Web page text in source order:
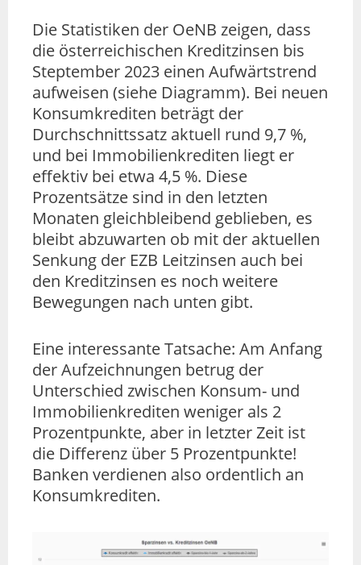
Die Statistiken der OeNB zeigen, dass
die österreichischen Kreditzinsen bis
Steptember 2023 einen Aufwärtstrend
aufweisen (siehe Diagramm). Bei neuen
Konsumkrediten beträgt der
Durchschnittssatz aktuell rund 9,7 %,
und bei Immobilienkrediten liegt er
effektiv bei etwa 4,5 %. Diese
Prozentsätze sind in den letzten
Monaten gleichbleibend geblieben, es
bleibt abzuwarten ob mit der aktuellen
Senkung der EZB Leitzinsen auch bei
den Kreditzinsen es noch weitere
Bewegungen nach unten gibt.
Eine interessante Tatsache: Am Anfang
der Aufzeichnungen betrug der
Unterschied zwischen Konsum- und
Immobilienkrediten weniger als 2
Prozentpunkte, aber in letzter Zeit ist
die Differenz über 5 Prozentpunkte!
Banken verdienen also ordentlich an
Konsumkrediten.